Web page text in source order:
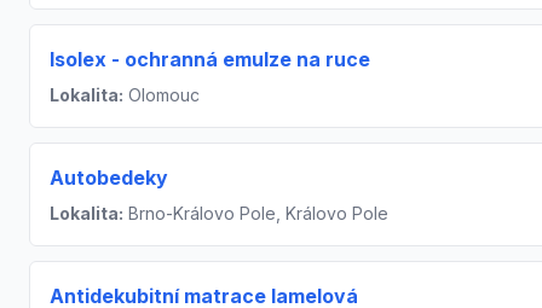
Isolex - ochranná emulze na ruce
Lokalita: Olomouc
Autobedeky
Lokalita: Brno-Královo Pole, Královo Pole
Antidekubitní matrace lamelová